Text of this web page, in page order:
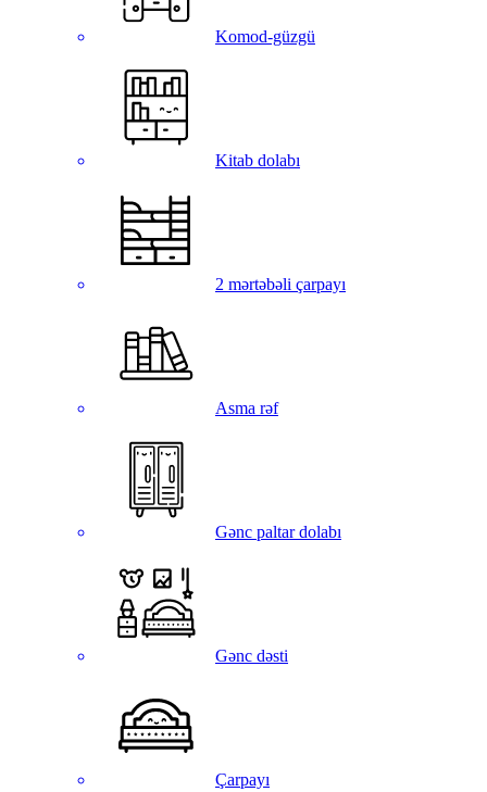
Komod-güzgü
Kitab dolabı
2 mərtəbəli çarpayı
Asma rəf
Gənc paltar dolabı
Gənc dəsti
Çarpayı